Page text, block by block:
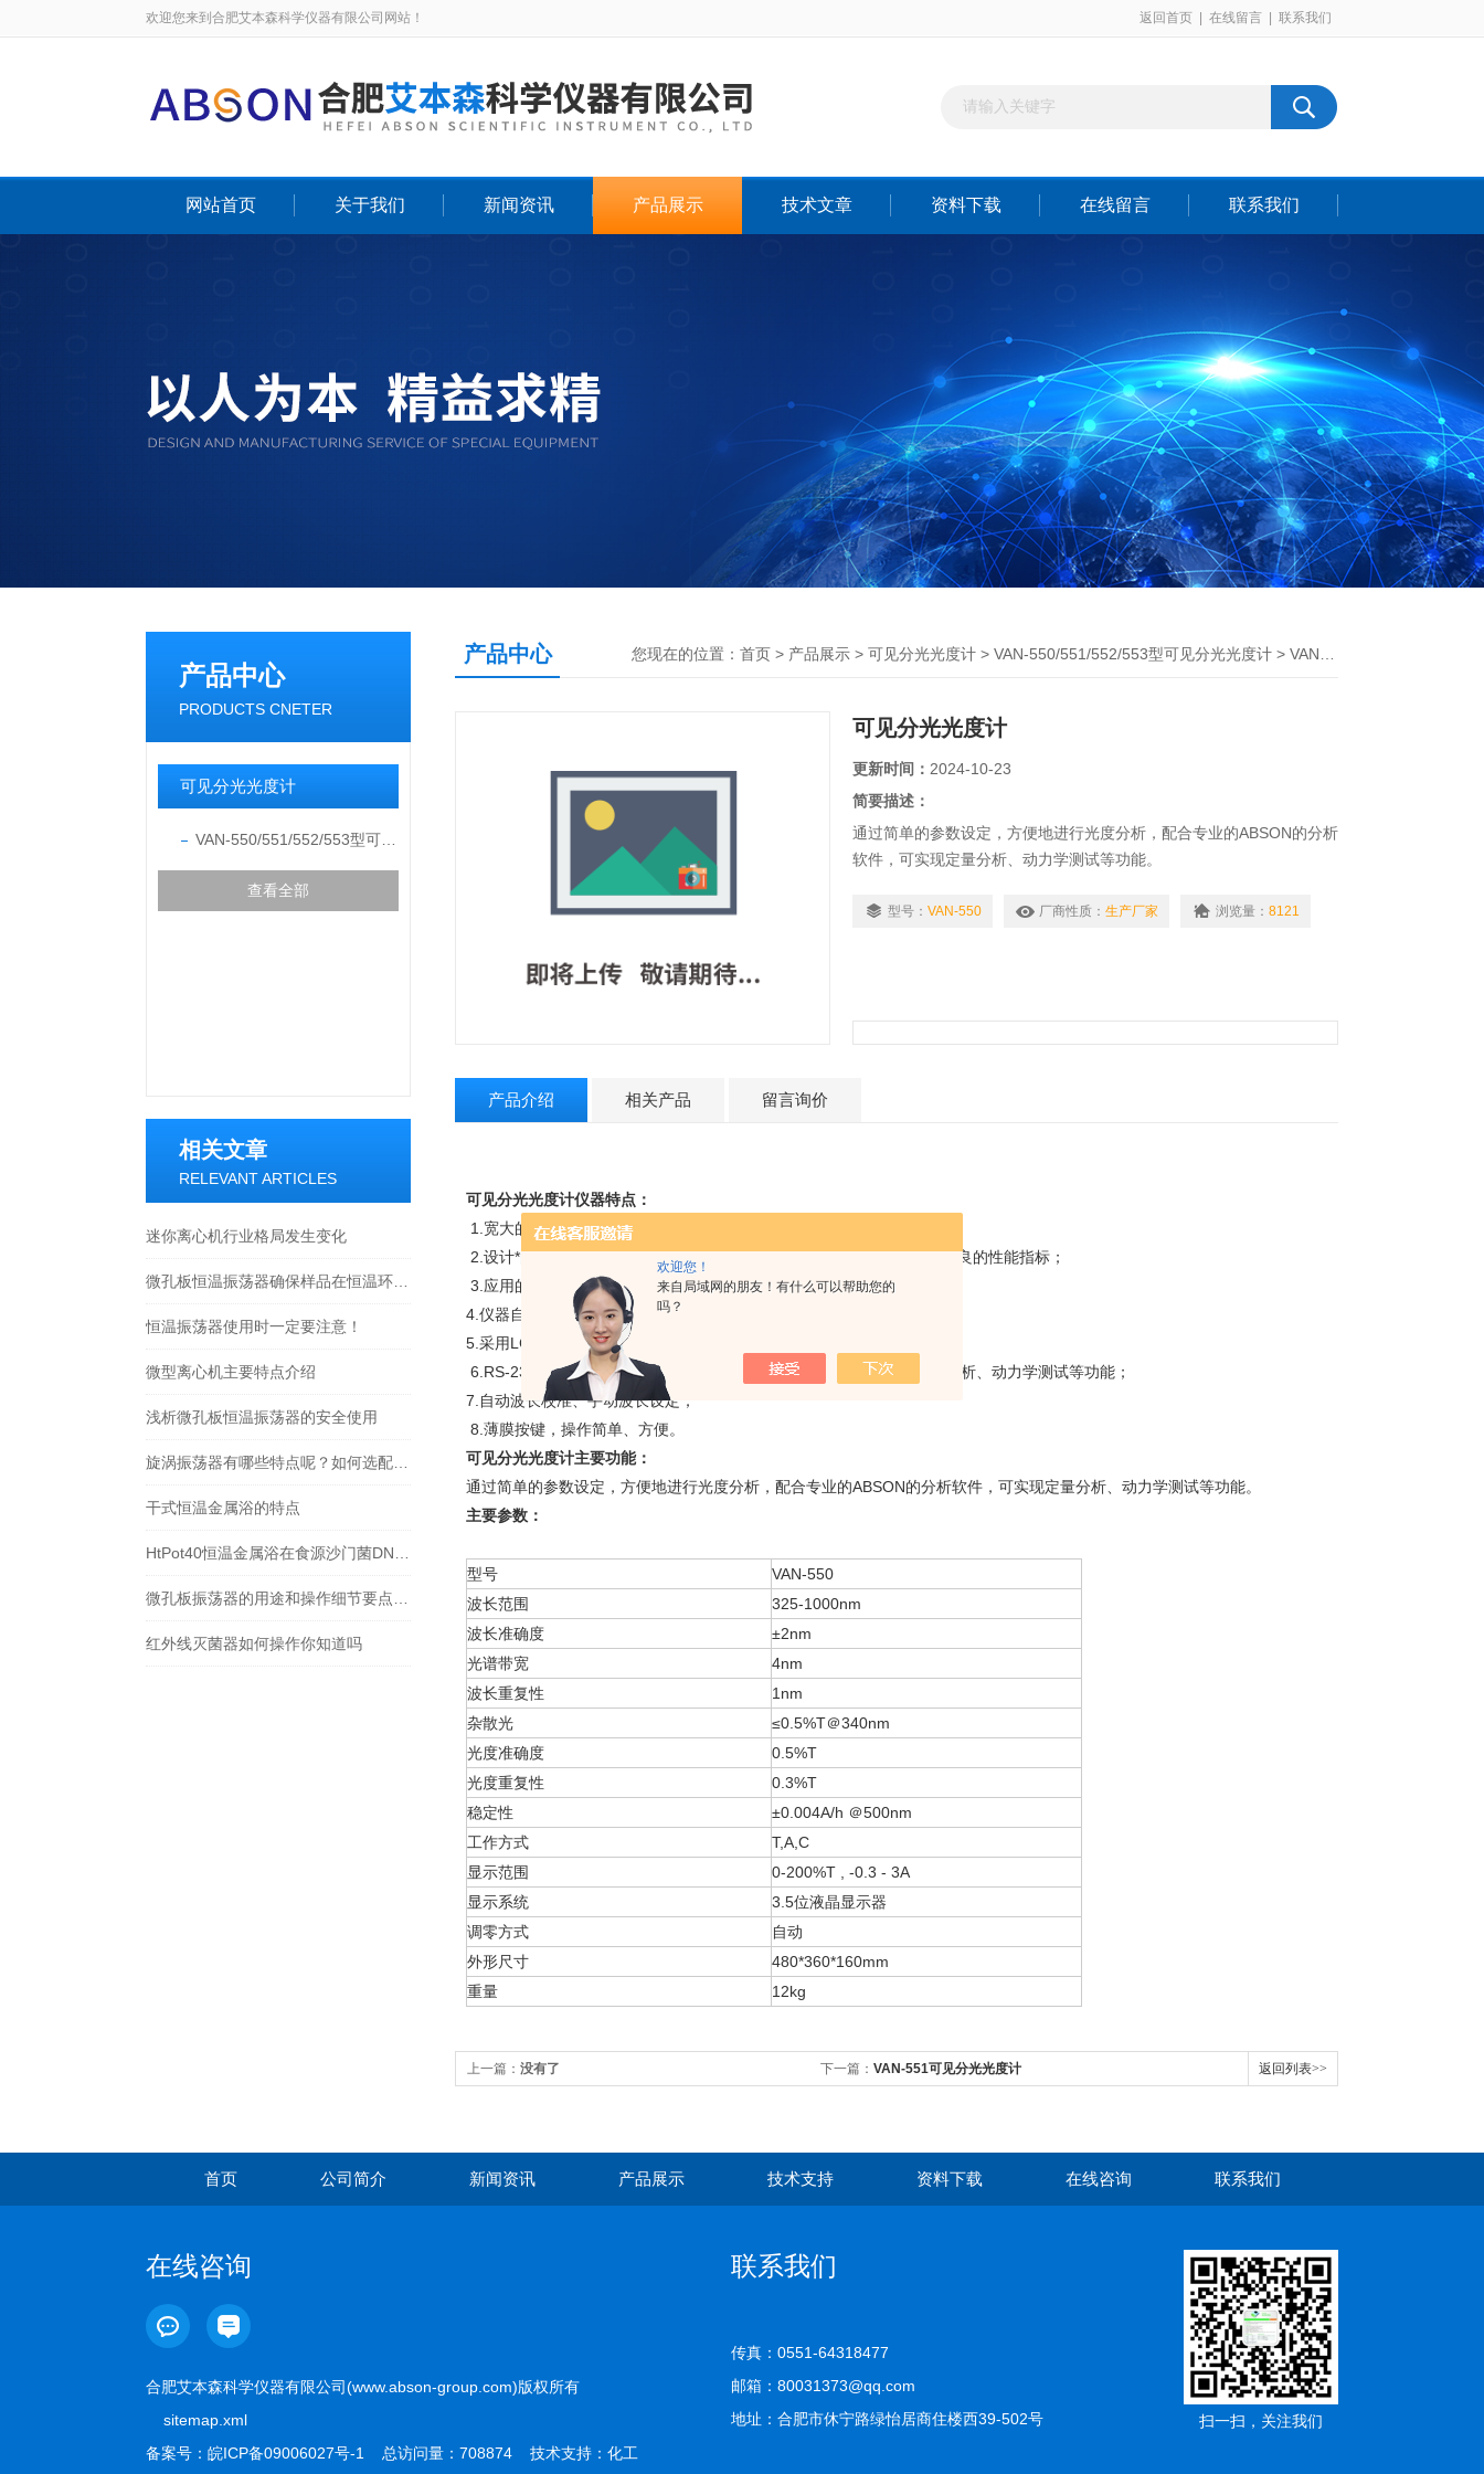
欢迎您！
来自局域网的朋友！有什么可以帮助您的
吗？
欢迎您来到合肥艾本森科学仪器有限公司网站！ 返回首页 在线留言 联系我们
网站首页 关于我们 新闻资讯 产品展示 技术文章 资料下载 在线留言 联系我们
产品中心
PRODUCTS CNETER
可见分光光度计
查看全部
相关文章
RELEVANT ARTICLES
迷你离心机行业格局发生变化
恒温振荡器使用时一定要注意！
微型离心机主要特点介绍
浅析微孔板恒温振荡器的安全使用
干式恒温金属浴的特点
红外线灭菌器如何操作你知道吗
产品中心 您现在的位置： 首页 > 产品展示 > 可见分光光度计 > VAN-550/551/552/553型可见分光光度计 > VAN-550可见分光光度计
可见分光光度计
更新时间： 2024-10-23
简要描述：
通过简单的参数设定，方便地进行光度分析，配合专业的ABSON的分析
软件，可实现定量分析、动力学测试等功能。
型号： VAN-550 厂商性质： 生产厂家 浏览量： 8121
产品介绍 相关产品 留言询价
可见分光光度计仪器特点：
1. 宽大的样品室，能容纳5-100mm各种规格的比色皿；
2. 设计*的光学系统、高性能1200条/mm光栅和进口接收器确保仪器有优良的性能指标；
3. 应用的微机处理技术使操作更加方便；
4. 仪器自动调0%A和100%T，手动设置波长；
5. 采用LCD显示，读数直观、准确；
6.RS-232
信号输出接口，使用专业的ABSON的分析软件，可实现定量分析、动力学测试等功能；
7. 自动波长校准、手动波长设定；
8. 薄膜按键，操作简单、方便。
可见分光光度计主要功能：
通过简单的参数设定，方便地进行光度分析，配合专业的ABSON的分析软件，可实现定量分析、动力学测试等功能。
主要参数：
型号
VAN-550
波长范围
325-1000nm
波长准确度
±2nm
光谱带宽
4nm
波长重复性
1nm
杂散光
≤0.5%T＠340nm
光度准确度
0.5%T
光度重复性
0.3%T
稳定性
±0.004A/h ＠500nm
工作方式
T,A,C
显示范围
0-200%T , -0.3 - 3A
显示系统
3.5位液晶显示器
调零方式
自动
外形尺寸
480*360*160mm
重量
12kg
上一篇： 没有了 下一篇： VAN-551可见分光光度计 返回列表>>
首页 公司简介 新闻资讯 产品展示 技术支持 资料下载 在线咨询 联系我们
在线咨询
合肥艾本森科学仪器有限公司(www.abson-group.com)版权所有
sitemap.xml
备案号： 皖ICP备09006027号-1 总访问量：708874 技术支持： 化工
联系我们
传真：0551-64318477
邮箱：80031373@qq.com
地址：合肥市休宁路绿怡居商住楼西39-502号
扫一扫，关注我们